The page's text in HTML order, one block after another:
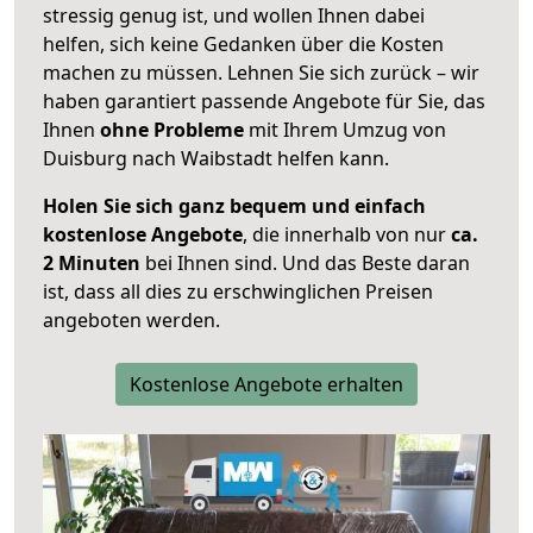
stressig genug ist, und wollen Ihnen dabei
helfen, sich keine Gedanken über die Kosten
machen zu müssen. Lehnen Sie sich zurück – wir
haben garantiert passende Angebote für Sie, das
Ihnen ohne Probleme mit Ihrem Umzug von
Duisburg nach Waibstadt helfen kann.
Holen Sie sich ganz bequem und einfach
kostenlose Angebote, die innerhalb von nurca.
2 Minuten bei Ihnen sind. Und das Beste daran
ist, dass all dies zu erschwinglichen Preisen
angeboten werden.
Kostenlose Angebote erhalten